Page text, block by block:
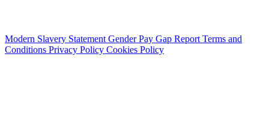
Modern Slavery StatementGender Pay Gap ReportTerms and
Conditions Privacy Policy Cookies Policy